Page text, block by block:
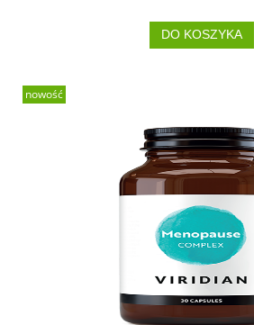
DO KOSZYKA
nowość